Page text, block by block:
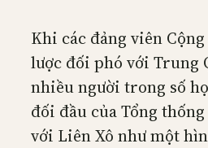
Khi các đảng viên
lược đối phó với Trung
nhiều người trong số
đối đầu của Tổng
với Liên Xô như một